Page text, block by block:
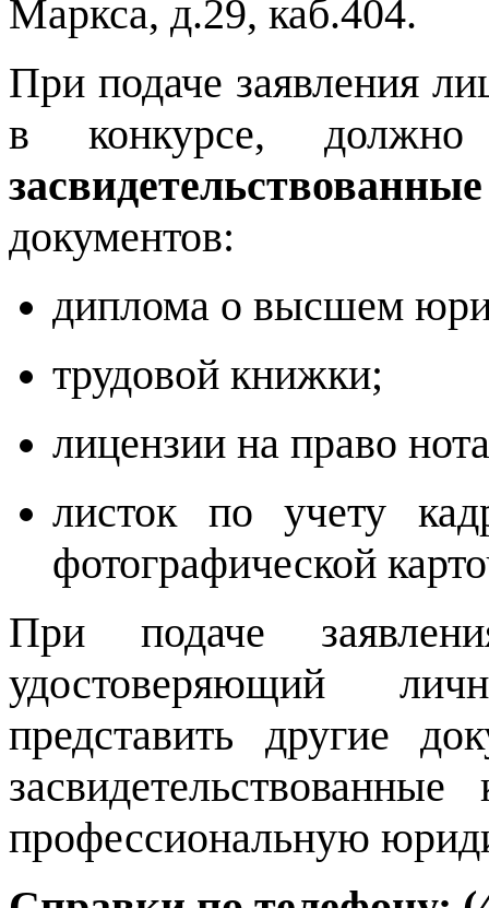
Маркса, д.29, каб.404.
При подаче заявления
в конкурсе,
документов:
диплома о высшем
трудовой книжки;
лицензии на право
листок по учету
фотографической
При подаче
удостоверяющий
представить другие
профессиональную